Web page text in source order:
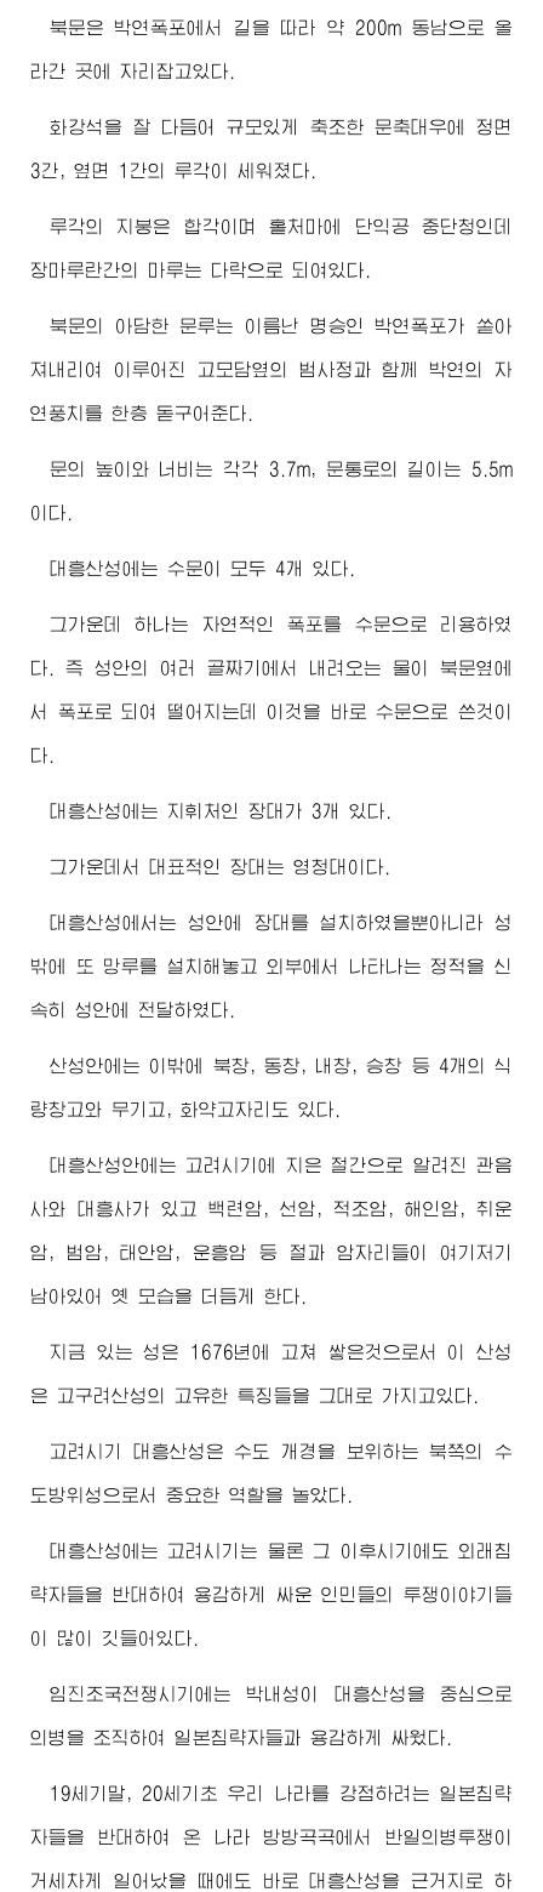
북문은 박연폭포에서 길을 따라 약 200m 동남으로 올
라간 곳에 자리잡고있다.
화강석을 잘 다듬어 규모있게 축조한 문축대우에 정면
3간, 옆면 1간의 루각이 세워졌다.
루각의 지붕은 합각이며 홑처마에 단익공 중단청인데
장마루란간의 마루는 다락으로 되여있다.
북문의 아담한 문루는 이름난 명승인 박연폭포가 쏟아
져내리여 이루어진 고모담옆의 범사정과 함께 박연의 자
연풍치를 한층 돋구어준다.
문의 높이와 너비는 각각 3.7m, 문통로의 길이는 5.5m
이다.
대흥산성에는 수문이 모두 4개 있다.
그가운데 하나는 자연적인 폭포를 수문으로 리용하였
다. 즉 성안의 여러 골짜기에서 내려오는 물이 북문옆에
서 폭포로 되여 떨어지는데 이것을 바로 수문으로 쓴것이
다.
대흥산성에는 지휘처인 장대가 3개 있다.
그가운데서 대표적인 장대는 영청대이다.
대흥산성에서는 성안에 장대를 설치하였을뿐아니라 성
밖에 또 망루를 설치해놓고 외부에서 나타나는 정적을 신
속히 성안에 전달하였다.
산성안에는 이밖에 북창, 동창, 내창, 승창 등 4개의 식
량창고와 무기고, 화약고자리도 있다.
대흥산성안에는 고려시기에 지은 절간으로 알려진 관음
사와 대흥사가 있고 백련암, 선암, 적조암, 해인암, 취운
암, 범암, 태안암, 운흥암 등 절과 암자리들이 여기저기
남아있어 옛 모습을 더듬게 한다.
지금 있는 성은 1676년에 고쳐 쌓은것으로서 이 산성
은 고구려산성의 고유한 특징들을 그대로 가지고있다.
고려시기 대흥산성은 수도 개경을 보위하는 북쪽의 수
도방위성으로서 중요한 역할을 놀았다.
대흥산성에는 고려시기는 물론 그 이후시기에도 외래침
략자들을 반대하여 용감하게 싸운 인민들의 투쟁이야기들
이 많이 깃들어있다.
임진조국전쟁시기에는 박내성이 대흥산성을 중심으로
의병을 조직하여 일본침략자들과 용감하게 싸웠다.
19세기말, 20세기초 우리 나라를 강점하려는 일본침략
자들을 반대하여 온 나라 방방곡곡에서 반일의병투쟁이
거세차게 일어났을 때에도 바로 대흥산성을 근거지로 하